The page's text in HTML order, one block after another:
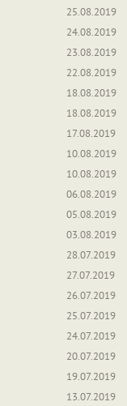
25.08.2019
24.08.2019
23.08.2019
22.08.2019
18.08.2019
18.08.2019
17.08.2019
10.08.2019
10.08.2019
06.08.2019
05.08.2019
03.08.2019
28.07.2019
27.07.2019
26.07.2019
25.07.2019
24.07.2019
20.07.2019
19.07.2019
13.07.2019